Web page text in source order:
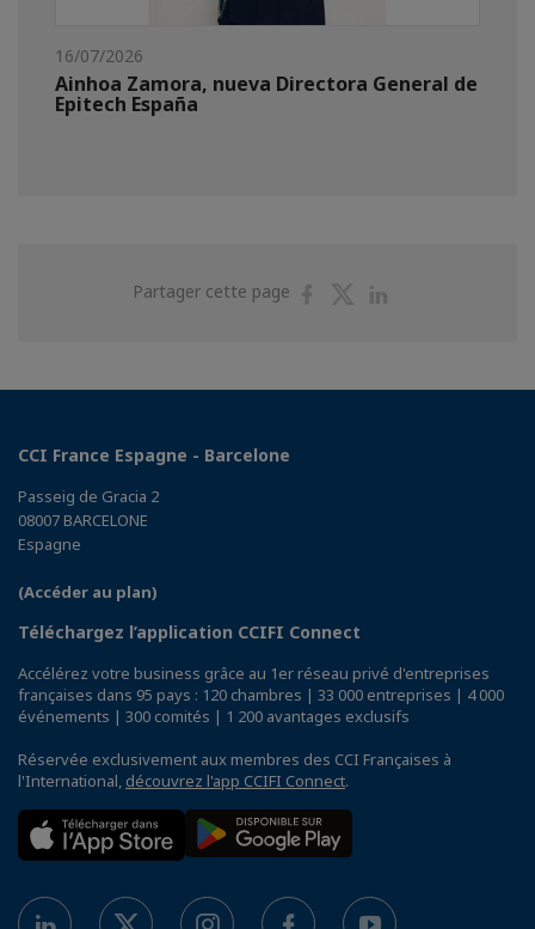
16/07/2026
Ainhoa Zamora, nueva Directora General de
Epitech España
Partager cette page
PartagerPartager
CCI France Espagne - Barcelone
Passeig de Gracia 2
08007 BARCELONE
Espagne
(Accéder au plan)
Téléchargez l’application CCIFI Connect
Accélérez votre business grâce au 1er réseau privé d'entreprises
françaises dans 95 pays : 120 chambres | 33 000 entreprises | 4 000
événements | 300 comités | 1 200 avantages exclusifs
Réservée exclusivement aux membres des CCI Françaises à
l'International, découvrez l'app CCIFI Connect.